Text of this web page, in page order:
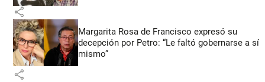
share
Margarita Rosa de Francisco expresó su
decepción por Petro: “Le faltó gobernarse a sí
mismo”
share